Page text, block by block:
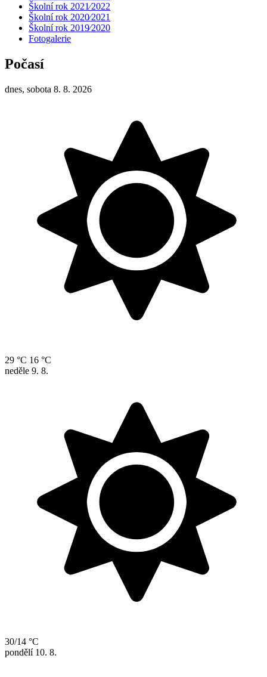
Školní rok 2021⁄2022
Školní rok 2020⁄2021
Školní rok 2019⁄2020
Fotogalerie
Počasí
dnes, sobota 8. 8. 2026
29 °C 16 °C
neděle 9. 8.
30/14 °C
pondělí 10. 8.